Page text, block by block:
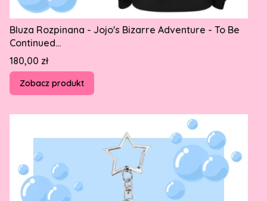
Bluza Rozpinana - Jojo's Bizarre Adventure - To Be
Continued...
Cena
180,00 zł
Zobacz produkt